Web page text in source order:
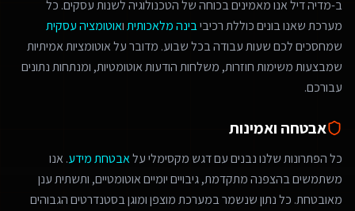
ב-מדיה דיל אנו מאמינים בכוחה של הטכנולוגיה לשנות עסקים. כל
מערכת שאנו בונים כוללת רכיביבינה מלאכותיתואוטומציה עסקית
שמחסכים לכם שעות עבודה בכל שבוע. מדובר על אוטומציות אמיתיות
שמבצעות משימות חוזרות, משלחות הודעות אוטומטיות, ומנתחות נתונים
עבורכם.
אבטחה ואמינות
כל הפתרונות שלנו נבנים עם דגש מקסימלי עלאבטחת מידע. אנו
משתמשים בהצפנה מתקדמת, גיבויים יומיים אוטומטיים, ותשתית ענן
מאובטחת. כל נתון שנשמר במערכת מוצפן ומוגן בסטנדרטים הגבוהים